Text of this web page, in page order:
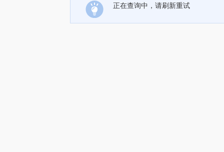
正在查询中，请刷新重试